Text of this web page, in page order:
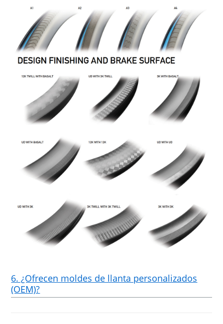
6. ¿Ofrecen moldes de llanta personalizados
(OEM)?